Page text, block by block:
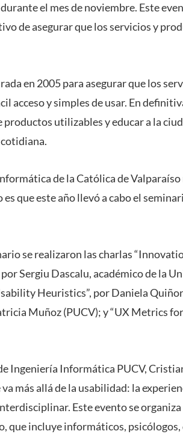
el mes de noviembre. Este
de asegurar que los servicios y
en 2005 para asegurar que los
acceso y simples de usar. En
productos utilizables y educar a la
de la Católica de
es que este año llevó a cabo el
se realizaron las charlas
Sergiu Dascalu, académico de la
Heuristics”, por Daniela
Muñoz (PUCV); y “UX Metrics
Ingeniería Informática PUCV,
más allá de la usabilidad: la
Este evento se
que incluye informáticos,